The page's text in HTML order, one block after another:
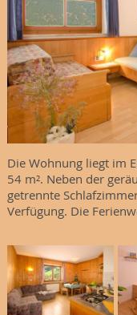
Die Wohnung liegt im
54 m². Neben der
getrennte
Verfügung. Die